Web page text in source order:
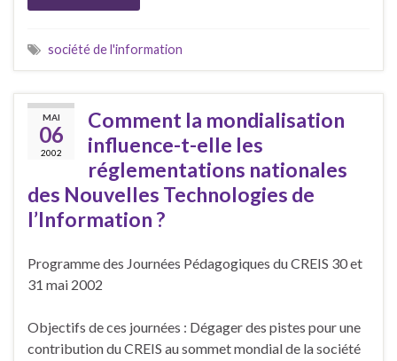
société de l'information
MAI
06
2002
Comment la mondialisation
influence-t-elle les
réglementations nationales
des Nouvelles Technologies de
l’Information ?
Programme des Journées Pédagogiques du CREIS 30 et
31 mai 2002
Objectifs de ces journées : Dégager des pistes pour une
contribution du CREIS au sommet mondial de la société